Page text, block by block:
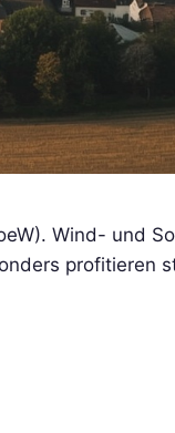
Wind- und
profitieren